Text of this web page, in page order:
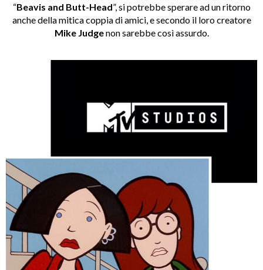
“Beavis and Butt-Head”, si potrebbe sperare ad un ritorno
anche della mitica coppia di amici, e secondo il loro creatore
Mike Judgenon sarebbe così assurdo.